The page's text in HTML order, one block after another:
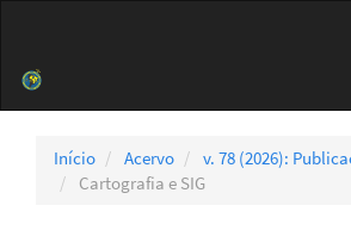
Barra
Início Acervo
v. 78 (2026):
Cartografia e SIG